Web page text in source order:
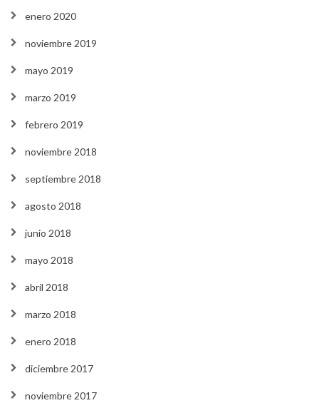
enero 2020
noviembre 2019
mayo 2019
marzo 2019
febrero 2019
noviembre 2018
septiembre 2018
agosto 2018
junio 2018
mayo 2018
abril 2018
marzo 2018
enero 2018
diciembre 2017
noviembre 2017